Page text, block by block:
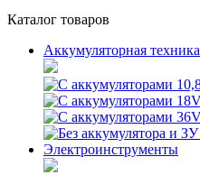
Каталог товаров
Аккумуляторная техника
Электроинструменты